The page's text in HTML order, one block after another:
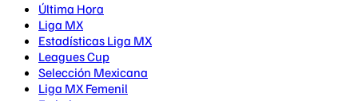
Última Hora
Liga MX
Estadísticas Liga MX
Leagues Cup
Selección Mexicana
Liga MX Femenil